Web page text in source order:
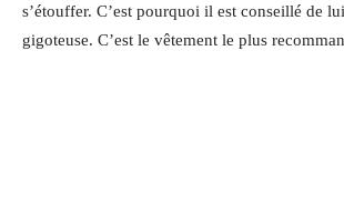
s’étouffer. C’est pourquoi il est conseillé de
gigoteuse. C’est le vêtement le plus